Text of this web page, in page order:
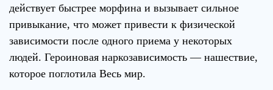
действует быстрее морфина и вызывает сильное
привыкание, что может привести к физической
зависимости после одного приема у некоторых
людей. Героиновая наркозависимость — нашествие,
которое поглотила Весь мир.